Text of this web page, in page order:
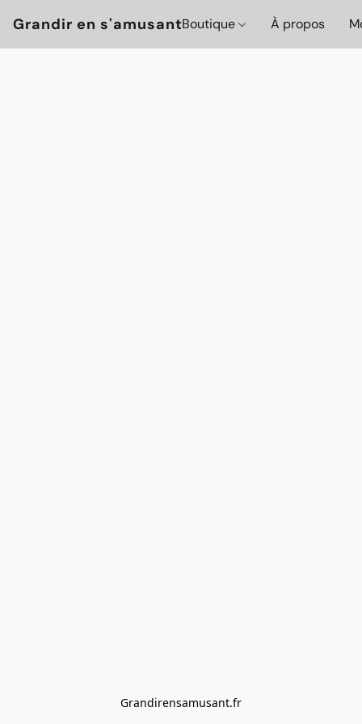
Grandir en s'amusantBoutique À propos
Grandirensamusant.fr